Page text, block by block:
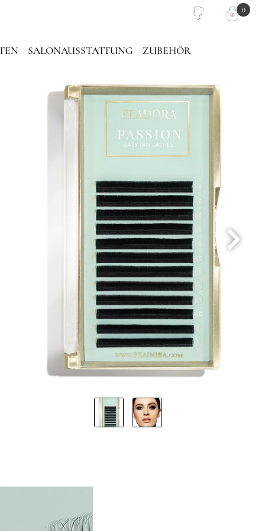
SALONAUSSTATTUNG
PINZETTEN TASCHE TRAGETASCHE
ZUBEHÖR
LASH PLATTEN
0